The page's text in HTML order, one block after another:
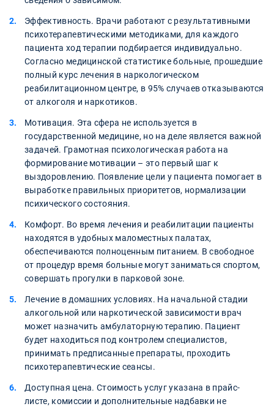
Эффективность. Врачи работают с результативными
психотерапевтическими методиками, для каждого
пациента ход терапии подбирается индивидуально.
Согласно медицинской статистике больные, прошедшие
полный курс лечения в наркологическом
реабилитационном центре, в 95% случаев отказываются
от алкоголя и наркотиков.
Мотивация. Эта сфера не используется в
государственной медицине, но на деле является важной
задачей. Грамотная психологическая работа на
формирование мотивации – это первый шаг к
выздоровлению. Появление цели у пациента помогает в
выработке правильных приоритетов, нормализации
психического состояния.
Комфорт. Во время лечения и реабилитации пациенты
находятся в удобных маломестных палатах,
обеспечиваются полноценным питанием. В свободное
от процедур время больные могут заниматься спортом,
совершать прогулки в парковой зоне.
Лечение в домашних условиях. На начальной стадии
алкогольной или наркотической зависимости врач
может назначить амбулаторную терапию. Пациент
будет находиться под контролем специалистов,
принимать предписанные препараты, проходить
психотерапевтические сеансы.
Доступная цена. Стоимость услуг указана в прайс-
листе, комиссии и дополнительные надбавки не